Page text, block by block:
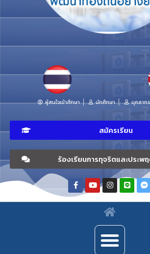
ผู้สนใจเข้าศึกษา นักศึกษา บุคลากร
สมัครเรียน
ร้องเรียนการทุจริตและประพ